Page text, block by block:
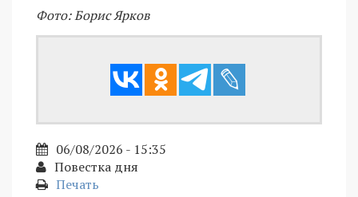
Фото: Борис Ярков
06/08/2026 - 15:35
Повестка дня
Печать